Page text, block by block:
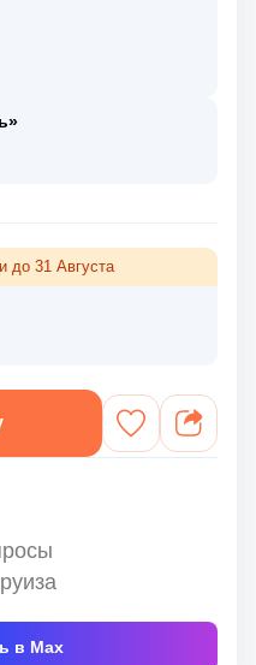
до 31 Августа
в Max